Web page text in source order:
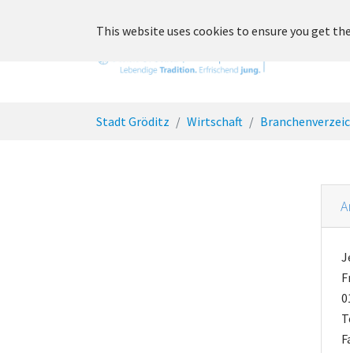
This website uses cookies to ensure you get
Stadt Gröditz Wirtschaft